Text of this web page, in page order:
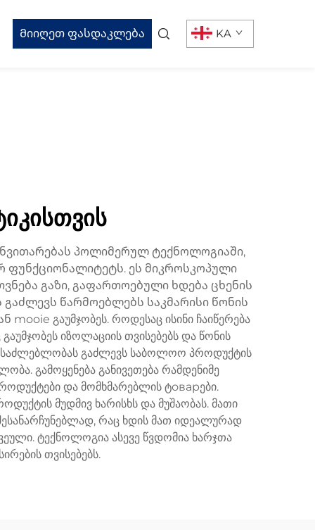
Მიიღეთ ფასდაკლება KA
პოლიმერულ ტექნოლოგიაში,
ფუნქციონალიტეტს. ეს მიკროსკოპული
გაზი, გაფართოებული ხდება ცხენის
წარმოებლებს საკმარისი წონის
გაუმჯობეს. როდესაც ისინი ჩაიწერება
იზოლაციის თვისებებს და წონის
გაძლევს საბოლოო პროდუქტის
გამოყენება განივეთება რამდენიმე
და მომხმარებლის ტоварები.
მუდმივ ხარისხს და მუშაობას. მათი
რაც ხდის მათ იდეალურად
ტექნოლოგია ასევე წვდომია ხარჯთა
თვისებებს.